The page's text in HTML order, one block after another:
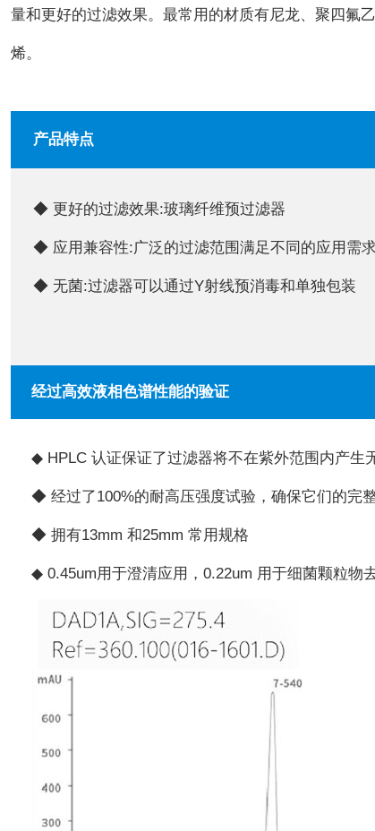
量和更好的过滤效果。最常用的材质有尼龙、聚四氟
烯。
产品特点
◆ 更好的过滤效果:玻璃纤维预过滤器
◆ 应用兼容性:广泛的过滤范围满足不同的应用需求
◆ 无菌:过滤器可以通过Y射线预消毒和单独包装
经过高效液相色谱性能的验证
◆ HPLC 认证保证了过滤器将不在紫外范围内产生
◆ 经过了100%的耐高压强度试验，确保它们的完
◆ 拥有13mm 和25mm 常用规格
◆ 0.45um用于澄清应用，0.22um 用于细菌颗粒物